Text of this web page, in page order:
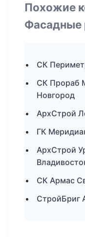
Похожие
Фасадные
СК
СК Прораб
Новгород
АрхСтрой
ГК
АрхСтрой
СК Армас
СтройБриг